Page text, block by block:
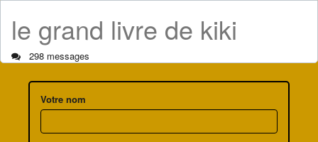
le grand livre de kiki
298 messages
Votre nom